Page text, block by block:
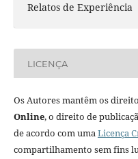
Relatos de Experiência
LICENÇA
Os Autores mantêm os
Online, o direito de
de acordo com umaLicença
compartilhamento sem fins